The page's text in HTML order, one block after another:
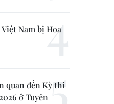
Nam bị Hoa
quan đến Kỳ thi
ở Tuyên